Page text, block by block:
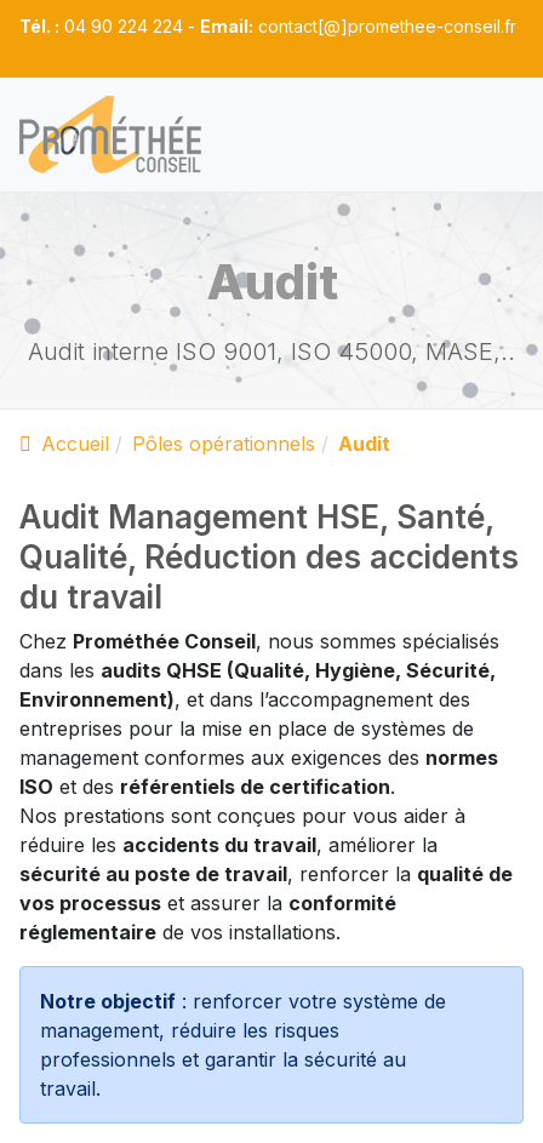
Tél. : 04 90 224 224 - Email: contact[@]promethee-conseil.fr
Audit
Audit interne ISO 9001, ISO 45000, MASE,..
Accueil Pôles opérationnels Audit
Audit Management HSE, Santé,
Qualité, Réduction des accidents
du travail
Chez Prométhée Conseil, nous sommes spécialisés
dans les audits QHSE (Qualité, Hygiène, Sécurité,
Environnement), et dans l’accompagnement des
entreprises pour la mise en place de systèmes de
management conformes aux exigences des normes
ISO et des référentiels de certification.
Nos prestations sont conçues pour vous aider à
réduire les accidents du travail, améliorer la
sécurité au poste de travail, renforcer la qualité de
vos processus et assurer la conformité
réglementaire de vos installations.
Notre objectif : renforcer votre système de
management, réduire les risques
professionnels et garantir la sécurité au
travail.